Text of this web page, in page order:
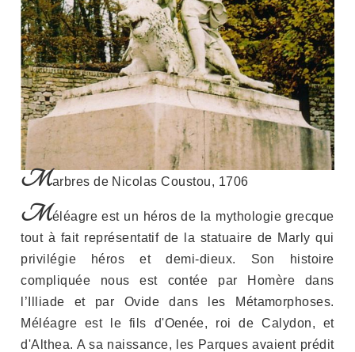
Marbres de Nicolas Coustou, 1706
Méléagre est un héros de la mythologie grecque
tout à fait représentatif de la statuaire de Marly qui
privilégie héros et demi-dieux. Son histoire
compliquée nous est contée par Homère dans
l’Illiade et par Ovide dans les Métamorphoses.
Méléagre est le fils d'Oenée, roi de Calydon, et
d'Althea. A sa naissance, les Parques avaient prédit